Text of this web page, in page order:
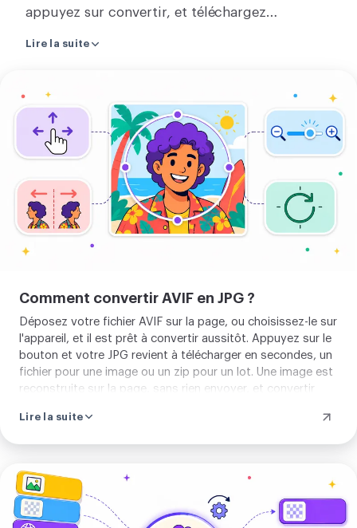
appuyez sur convertir, et téléchargez
Une image est convertie sur la page,
sans rien envoyer, tandis que convertir
plusieurs à la fois utilise notre serveur
et le lien de téléchargement part en
deux heures environ. Un JPG n'a pas de
transparence, donc toute zone
translucide ressort blanche. Il lit le
AVIF, et tout un lot, et rend un JPG ou
installer d'abord. Déposez votre AVIF et
convertissez.
Lire la suite
image
Comment convertir AVIF en JPG ?
Déposez votre fichier AVIF sur la page, ou choisissez-le sur
l'appareil, et il est prêt à convertir aussitôt. Appuyez sur le
bouton et votre JPG revient à télécharger en secondes, un
fichier pour une image ou un zip pour un lot. Une image est
reconstruite sur la page, sans rien envoyer, et convertir
Lire la suite
Importer
votre
image